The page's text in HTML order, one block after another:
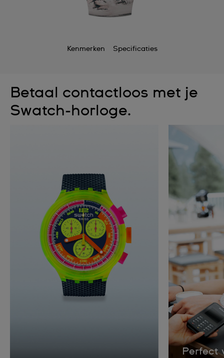
Kenmerken Specificaties
Betaal contactloos met je
Swatch-horloge.
Perfect